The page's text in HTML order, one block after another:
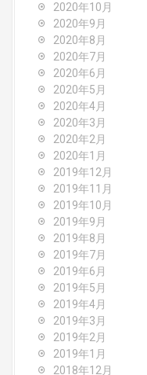
2020年10月
2020年9月
2020年8月
2020年7月
2020年6月
2020年5月
2020年4月
2020年3月
2020年2月
2020年1月
2019年12月
2019年11月
2019年10月
2019年9月
2019年8月
2019年7月
2019年6月
2019年5月
2019年4月
2019年3月
2019年2月
2019年1月
2018年12月